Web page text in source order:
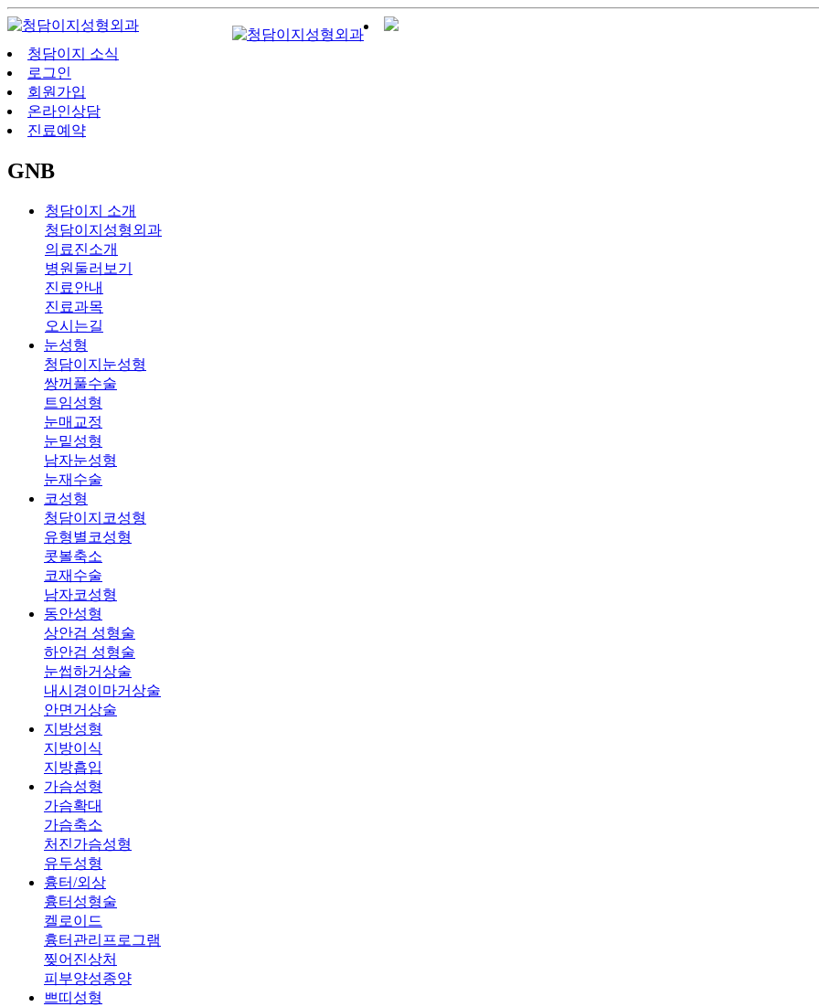
청담이지 소식
로그인
회원가입
온라인상담
진료예약
GNB
청담이지 소개
청담이지성형외과
의료진소개
병원둘러보기
진료안내
진료과목
오시는길
눈성형
청담이지눈성형
쌍꺼풀수술
트임성형
눈매교정
눈밑성형
남자눈성형
눈재수술
코성형
청담이지코성형
유형별코성형
콧볼축소
코재수술
남자코성형
동안성형
상안검 성형술
하안검 성형술
눈썹하거상술
내시경이마거상술
안면거상술
지방성형
지방이식
지방흡입
가슴성형
가슴확대
가슴축소
처진가슴성형
유두성형
흉터/외상
흉터성형술
켈로이드
흉터관리프로그램
찢어진상처
피부양성종양
쁘띠성형